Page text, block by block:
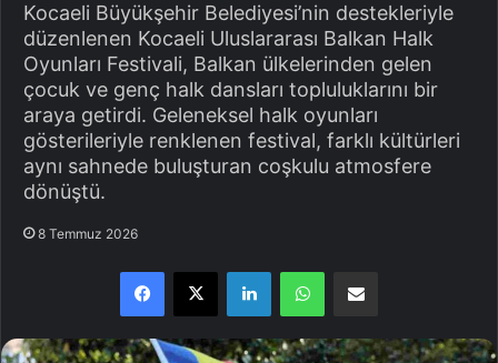
Kocaeli Büyükşehir Belediyesi’nin destekleriyle
düzenlenen Kocaeli Uluslararası Balkan Halk
Oyunları Festivali, Balkan ülkelerinden gelen
çocuk ve genç halk dansları topluluklarını bir
araya getirdi. Geleneksel halk oyunları
gösterileriyle renklenen festival, farklı kültürleri
aynı sahnede buluşturan coşkulu atmosfere
dönüştü.
8 Temmuz 2026